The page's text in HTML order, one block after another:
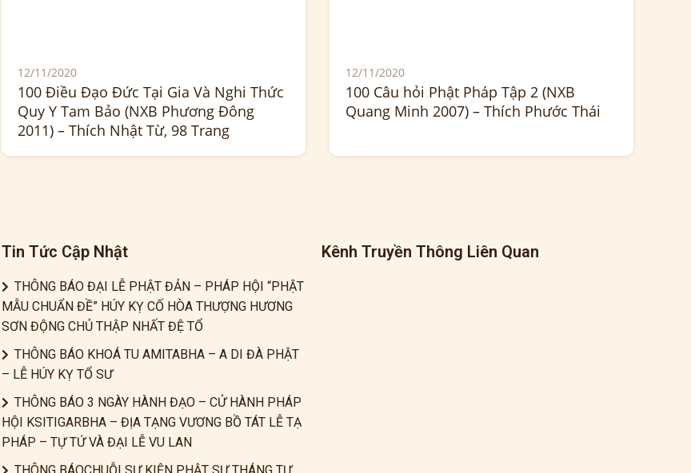
12/11/2020
100 Điều Đạo Đức Tại Gia Và Nghi Thức
Quy Y Tam Bảo (NXB Phương Đông
2011) – Thích Nhật Từ, 98 Trang
12/11/2020
100 Câu hỏi Phật Pháp Tập 2 (NXB
Quang Minh 2007) – Thích Phước Thái
Tin Tức Cập Nhật
THÔNG BÁO ĐẠI LỄ PHẬT ĐẢN – PHÁP HỘI “PHẬT
MẪU CHUẨN ĐỀ” HÚY KỴ CỐ HÒA THƯỢNG HƯƠNG
SƠN ĐỘNG CHỦ THẬP NHẤT ĐỆ TỔ
THÔNG BÁO KHOÁ TU AMITABHA – A DI ĐÀ PHẬT
– LỄ HÚY KỴ TỔ SƯ
THÔNG BÁO 3 NGÀY HÀNH ĐẠO – CỬ HÀNH PHÁP
HỘI KSITIGARBHA – ĐỊA TẠNG VƯƠNG BỒ TÁT LỄ TẠ
PHÁP – TỰ TỨ VÀ ĐẠI LỄ VU LAN
Kênh Truyền Thông Liên Quan